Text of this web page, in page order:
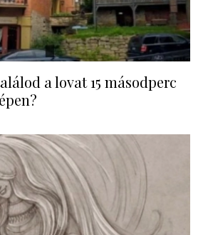
a lovat 15 másodperc